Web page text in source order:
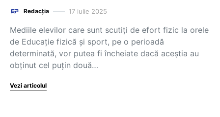
Redacția 17 iulie 2025
Mediile elevilor care sunt scutiți de efort fizic la orele
de Educație fizică și sport, pe o perioadă
determinată, vor putea fi încheiate dacă aceștia au
obținut cel puțin două…
Vezi articolul